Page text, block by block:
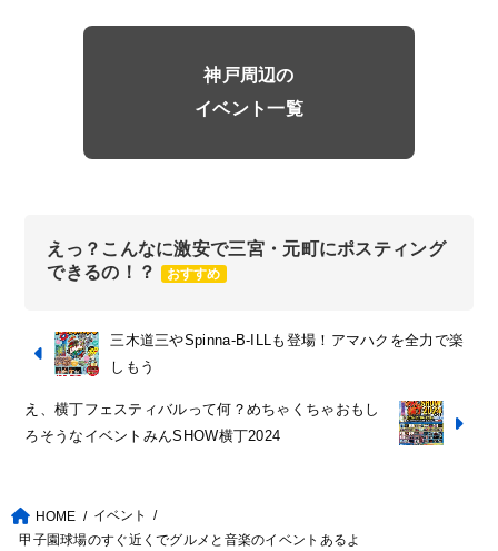
神戸周辺の
イベント一覧
えっ？こんなに激安で三宮・元町にポスティング
できるの！？
おすすめ
三木道三やSpinna-B-ILLも登場！アマハクを全力で楽
しもう
え、横丁フェスティバルって何？めちゃくちゃおもし
ろそうなイベントみんSHOW横丁2024
HOME
イベント
甲子園球場のすぐ近くでグルメと音楽のイベントあるよ